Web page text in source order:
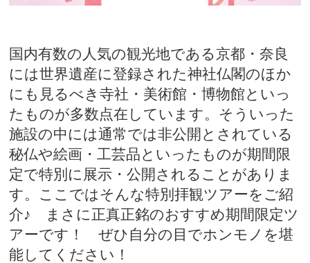
国内有数の人気の観光地である京都・奈良
には世界遺産に登録された神社仏閣のほか
にも見るべき寺社・美術館・博物館といっ
たものが多数点在しています。そういった
施設の中には通常では非公開とされている
秘仏や絵画・工芸品といったものが期間限
定で特別に展示・公開されることがありま
す。ここではそんな特別拝観ツアーをご紹
介♪ まさに正真正銘のおすすめ期間限定ツ
アーです！ ぜひ自分の目でホンモノを堪
能してください！